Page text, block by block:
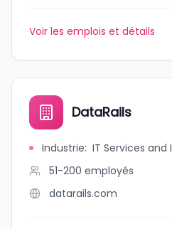
Voir les emplois et détails
DataRails
Industrie: IT Services and
51-200 employés
datarails.com